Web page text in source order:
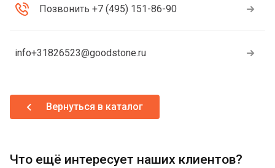
Позвонить +7 (495) 151-86-90
info+31826523@goodstone.ru
Вернуться в каталог
Что ещё интересует наших клиентов?